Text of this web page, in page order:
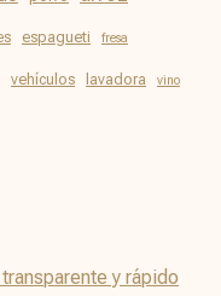
espagueti fresa
vehículos lavadora vino
y rápido